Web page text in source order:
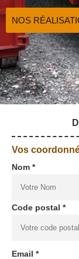
NOS
Vos
Nom *
Code postal *
Email *